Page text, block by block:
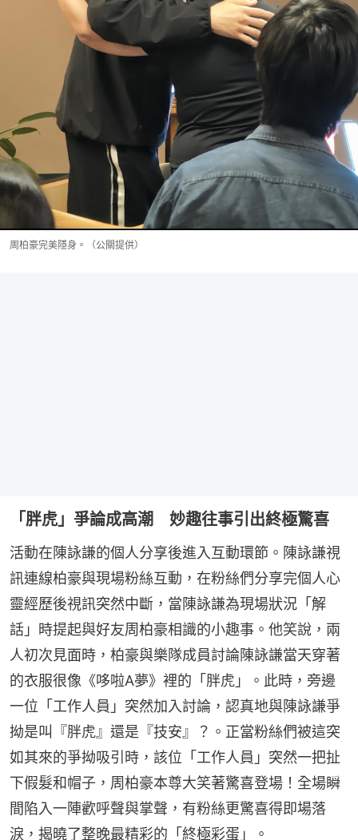
周柏豪完美隱身。（公關提供）
「胖虎」爭論成高潮 妙趣往事引出終極驚喜
活動在陳詠謙的個人分享後進入互動環節。陳詠謙視
訊連線柏豪與現場粉絲互動，在粉絲們分享完個人心
靈經歷後視訊突然中斷，當陳詠謙為現場狀況「解
話」時提起與好友周柏豪相識的小趣事。他笑說，兩
人初次見面時，柏豪與樂隊成員討論陳詠謙當天穿著
的衣服很像《哆啦A夢》裡的「胖虎」。此時，旁邊
一位「工作人員」突然加入討論，認真地與陳詠謙爭
拗是叫『胖虎』還是『技安』？。正當粉絲們被這突
如其來的爭拗吸引時，該位「工作人員」突然一把扯
下假髮和帽子，周柏豪本尊大笑著驚喜登場！全場瞬
間陷入一陣歡呼聲與掌聲，有粉絲更驚喜得即場落
淚，揭曉了整晚最精彩的「終極彩蛋」。